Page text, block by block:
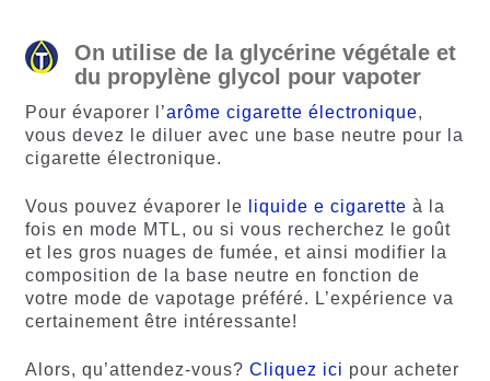
On utilise de la glycérine végétale et
du propylène glycol pour vapoter
Pour évaporer l’arôme cigarette électronique,
vous devez le diluer avec une base neutre pour la
cigarette électronique.
Vous pouvez évaporer le liquide e cigarette à la
fois en mode MTL, ou si vous recherchez le goût
et les gros nuages de fumée, et ainsi modifier la
composition de la base neutre en fonction de
votre mode de vapotage préféré. L’expérience va
certainement être intéressante!
Alors, qu’attendez-vous? Cliquez ici pour acheter